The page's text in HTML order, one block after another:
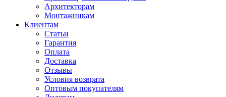
Архитекторам
Монтажникам
Клиентам
Статьи
Гарантия
Оплата
Доставка
Отзывы
Условия возврата
Оптовым покупателям